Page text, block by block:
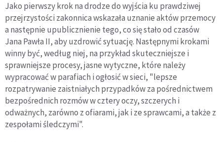
Jako pierwszy krok na drodze do wyjścia ku prawdziwej
przejrzystości zakonnica wskazała uznanie aktów przemocy
a następnie upublicznienie tego, co się stało od czasów
Jana Pawła II, aby uzdrowić sytuację. Następnymi krokami
winny być, według niej, na przykład skuteczniejsze i
sprawniejsze procesy, jasne wytyczne, które należy
wypracować w parafiach i ogłosić w sieci, "lepsze
rozpatrywanie zaistniałych przypadków za pośrednictwem
bezpośrednich rozmów w cztery oczy, szczerych i
odważnych, zarówno z ofiarami, jak i ze sprawcami, a także z
zespołami śledczymi".